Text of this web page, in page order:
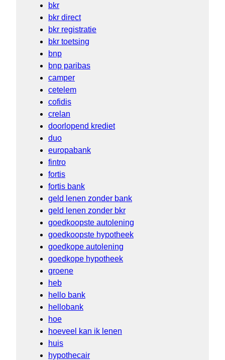
bkr
bkr direct
bkr registratie
bkr toetsing
bnp
bnp paribas
camper
cetelem
cofidis
crelan
doorlopend krediet
duo
europabank
fintro
fortis
fortis bank
geld lenen zonder bank
geld lenen zonder bkr
goedkoopste autolening
goedkoopste hypotheek
goedkope autolening
goedkope hypotheek
groene
heb
hello bank
hellobank
hoe
hoeveel kan ik lenen
huis
hypothecair